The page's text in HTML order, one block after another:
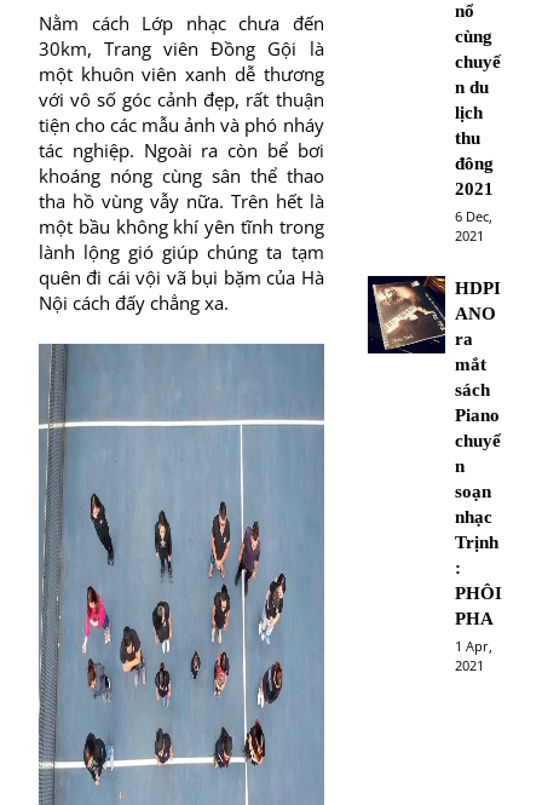
Nằm cách Lớp nhạc chưa đến
30km, Trang viên Đồng Gội là
một khuôn viên xanh dễ thương
với vô số góc cảnh đẹp, rất thuận
tiện cho các mẫu ảnh và phó nháy
tác nghiệp. Ngoài ra còn bể bơi
khoáng nóng cùng sân thể thao
tha hồ vùng vẫy nữa. Trên hết là
một bầu không khí yên tĩnh trong
lành lộng gió giúp chúng ta tạm
quên đi cái vội vã bụi bặm của Hà
Nội cách đấy chẳng xa.
nổ
cùng
chuyế
n du
lịch
thu
đông
2021
6 Dec,
2021
HDPI
ANO
ra
mắt
sách
Piano
chuyể
n
soạn
nhạc
Trịnh
:
PHÔI
PHA
1 Apr,
2021